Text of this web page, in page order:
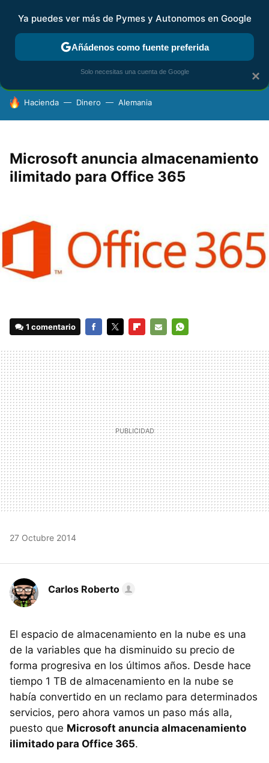
FISCALIDAD Y CONTABILIDAD KIT DIGITAL RENTA
HOY SE HABLA DE
Hacienda Dinero Alemania
Microsoft anuncia almacenamiento
ilimitado para Office 365
1 comentario
MAIL
27 Octubre 2014
Carlos Roberto
El espacio de almacenamiento en la nube es una
de la variables que ha disminuido su precio de
forma progresiva en los últimos años. Desde hace
tiempo 1 TB de almacenamiento en la nube se
había convertido en un reclamo para determinados
servicios, pero ahora vamos un paso más alla,
puesto que Microsoft anuncia almacenamiento
ilimitado para Office 365.
×
Ya puedes ver más de Pymes y Autonomos en Google
Añádenos como fuente preferida
Solo necesitas una cuenta de Google